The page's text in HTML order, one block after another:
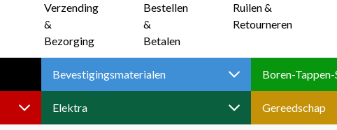
Verzending
&
Bezorging
Bestellen
&
Betalen
Ruilen &
Retourneren
Bevestigingsmaterialen
Elektra Gereedschap